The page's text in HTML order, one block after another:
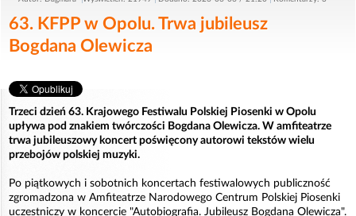
63. KFPP w Opolu. Trwa jubileusz
Bogdana Olewicza
Trzeci dzień 63. Krajowego Festiwalu Polskiej Piosenki w Opolu
upływa pod znakiem twórczości Bogdana Olewicza. W amfiteatrze
trwa jubileuszowy koncert poświęcony autorowi tekstów wielu
przebojów polskiej muzyki.
Po piątkowych i sobotnich koncertach festiwalowych publiczność
zgromadzona w Amfiteatrze Narodowego Centrum Polskiej Piosenki
uczestniczy w koncercie "Autobiografia. Jubileusz Bogdana Olewicza".